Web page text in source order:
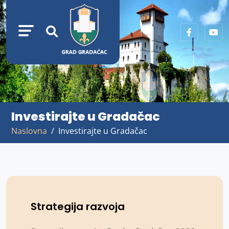
Investirajte u Gradačac
Naslovna Investirajte u Gradačac
Strategija razvoja